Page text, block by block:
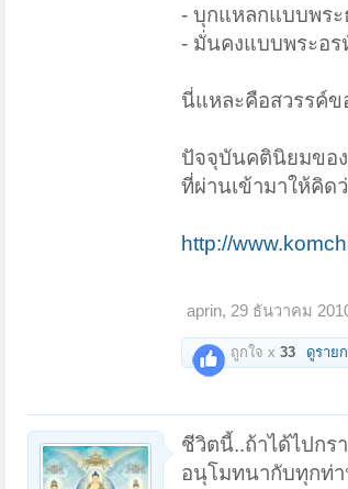
- บุกแหลกแบบพระ
- มั่นคงแบบพระอ
นี่แหละคือสวรรค์
ปัจจุบันคตินิยมของ
ที่ผ่านเข้ามาให้คิดว่
http://
aprin, 29 ธันวาคม
ถูกใจ x 33 ดูราย
ชีวิตนี้..ถ้าได้ไปกร
อนุโมทนากับทุกท่